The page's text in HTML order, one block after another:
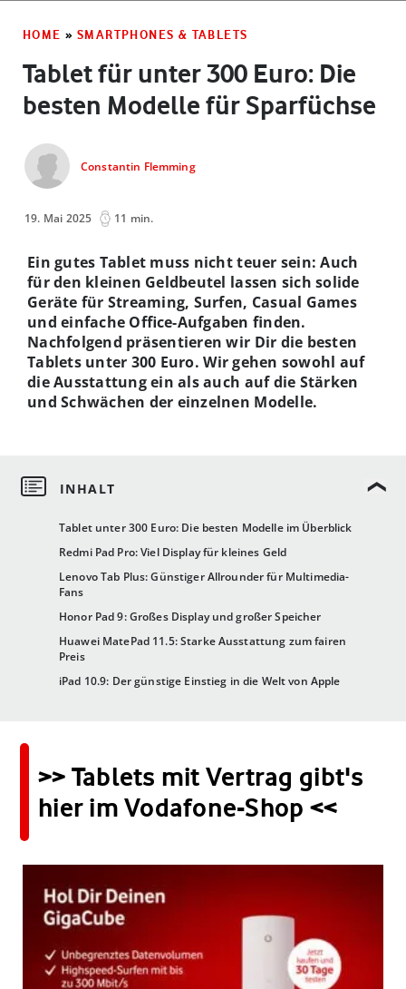
HOME » SMARTPHONES & TABLETS
Tablet für unter 300 Euro: Die
besten Modelle für Sparfüchse
Constantin Flemming
19. Mai 2025 11 min.
Tablet unter 300 Euro: Die besten Modelle im Überblick
Redmi Pad Pro: Viel Display für kleines Geld
Lenovo Tab Plus: Günstiger Allrounder für Multimedia-
Fans
Honor Pad 9: Großes Display und großer Speicher
Huawei MatePad 11.5: Starke Ausstattung zum fairen
Preis
iPad 10.9: Der günstige Einstieg in die Welt von Apple
Ein gutes Tablet muss nicht teuer sein: Auch
für den kleinen Geldbeutel lassen sich solide
Geräte für Streaming, Surfen, Casual Games
und einfache Office-Aufgaben finden.
Nachfolgend präsentieren wir Dir die besten
Tablets unter 300 Euro. Wir gehen sowohl auf
die Ausstattung ein als auch auf die Stärken
und Schwächen der einzelnen Modelle.
>> Tablets mit Vertrag gibt's
hier im Vodafone-Shop <<